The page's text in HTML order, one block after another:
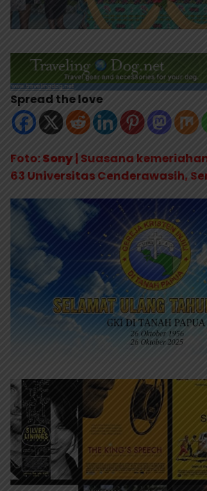
Spread the love
Foto:Sony| Suasana
63 Universitas Cenderawasih,